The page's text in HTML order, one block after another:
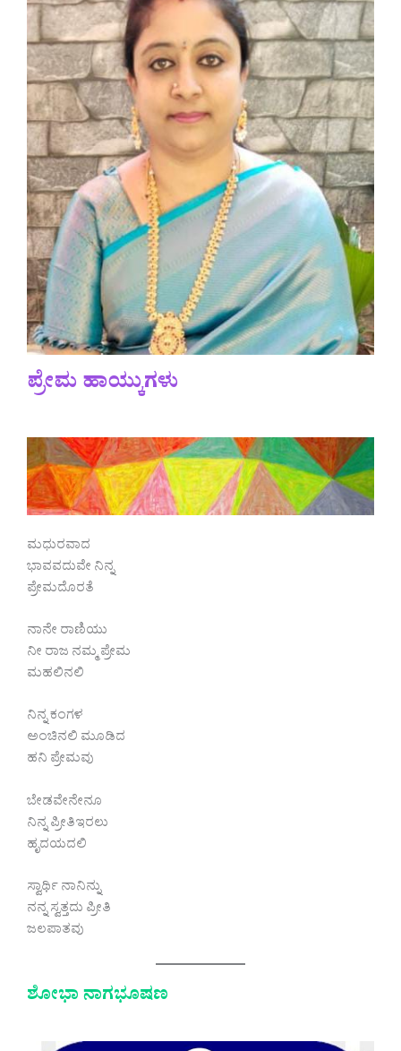
ಪ್ರೇಮ ಹಾಯ್ಕುಗಳು
ಮಧುರವಾದ
ಭಾವವದುವೇ ನಿನ್ನ
ಪ್ರೇಮದೊರತೆ
ನಾನೇ ರಾಣಿಯು
ನೀ ರಾಜ ನಮ್ಮ ಪ್ರೇಮ
ಮಹಲಿನಲಿ
ನಿನ್ನ ಕಂಗಳ
ಅಂಚಿನಲಿ ಮೂಡಿದ
ಹನಿ ಪ್ರೇಮವು
ಬೇಡವೇನೇನೂ
ನಿನ್ನ ಪ್ರೀತಿಇರಲು
ಹೃದಯದಲಿ
ಸ್ವಾರ್ಥಿ ನಾನಿನ್ನು
ನನ್ನ ಸ್ವತ್ತದು ಪ್ರೀತಿ
ಜಲಪಾತವು
ಶೋಭಾ ನಾಗಭೂಷಣ